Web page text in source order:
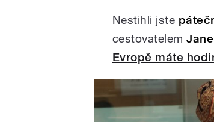
/
vývoji,
existence
Nestihli jste
cestovatelem
Evropě máte